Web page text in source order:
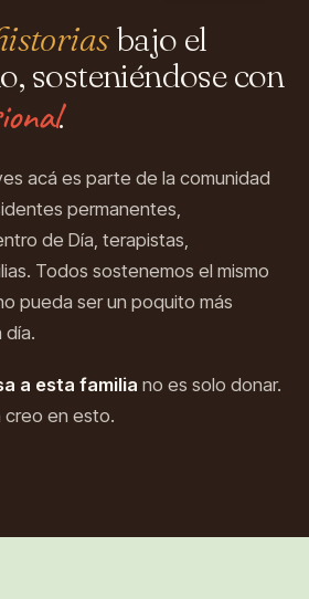
bajo el
sosteniéndose con
.
acá es parte de la comunidad
permanentes,
de Día, terapistas,
Todos sostenemos el mismo
pueda ser un poquito más
día.
a esta familia no es solo donar.
creo en esto.